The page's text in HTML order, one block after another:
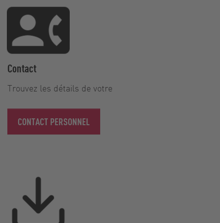
Contact
Trouvez les détails de votre
CONTACT PERSONNEL